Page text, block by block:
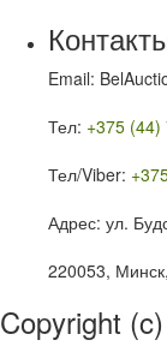
Email:
Тел: +375 (44)
Тел/Viber:
Адрес: ул.
220053,
Copyright